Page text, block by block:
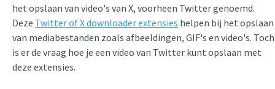
het opslaan van video's van X, voorheen Twitter genoemd.
Deze Twitter of X downloader extensies helpen bij het opslaan
van mediabestanden zoals afbeeldingen, GIF's en video's. Toch
is er de vraag hoe je een video van Twitter kunt opslaan met
deze extensies.